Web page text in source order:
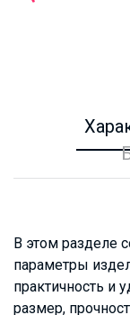
В этом разделе
параметры
практичность и
размер,